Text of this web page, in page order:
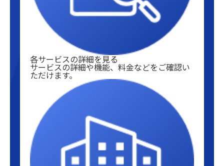
各サービスの詳細を見る
サービスの詳細や機能、料金などをご確認い
ただけます。